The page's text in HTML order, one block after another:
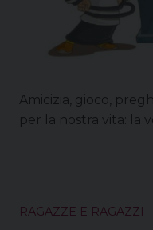
Amicizia, gioco,
per la nostra vita: la
RAGAZZE E RAGAZZI